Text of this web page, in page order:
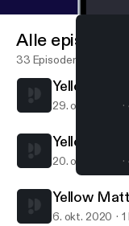
Yellow
Alle episoder
33 Episoder
Yellow
29. okt. 2020
Yellow
20. okt. 2020
Yellow
6. okt. 2020